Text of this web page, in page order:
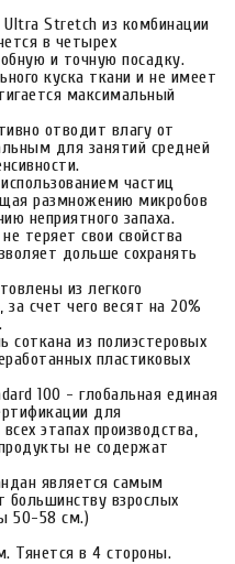
Ultra Stretch из комбинации
в четырех
и точную посадку.
куска ткани и не имеет
максимальный
отводит влагу от
для занятий средней
частиц
размножению микробов
неприятного запаха.
теряет свои свойства
дольше сохранять
из легкого
за счет чего весят на 20%
соткана из полиэстеровых
пластиковых
100 - глобальная единая
для
этапах производства,
не содержат
является самым
большинству взрослых
50-58 см.)
Тянется в 4 стороны.